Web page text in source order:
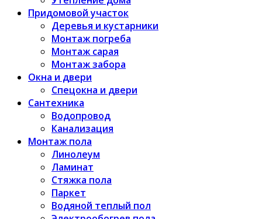
Придомовой участок
Деревья и кустарники
Монтаж погреба
Монтаж сарая
Монтаж забора
Окна и двери
Спецокна и двери
Сантехника
Водопровод
Канализация
Монтаж пола
Линолеум
Ламинат
Стяжка пола
Паркет
Водяной теплый пол